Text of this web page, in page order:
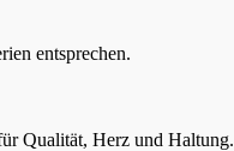
entsprechen.
Qualität, Herz und Haltung.